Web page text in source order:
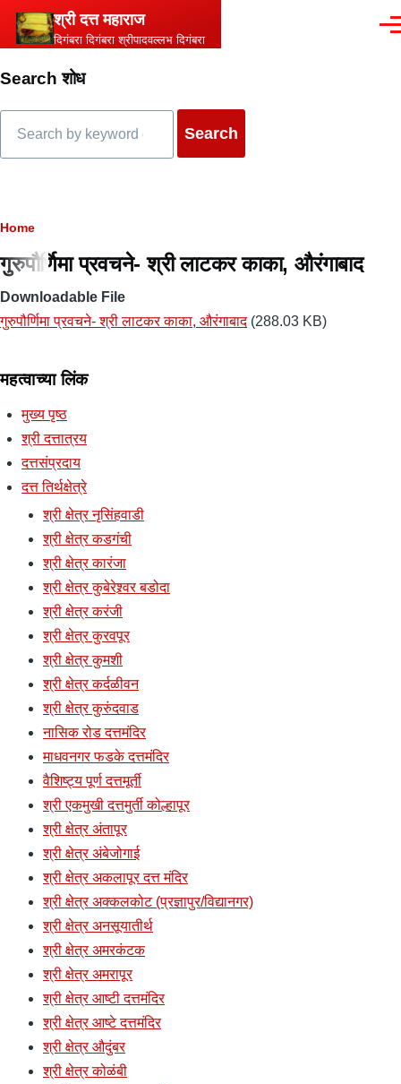
Skip to main content
श्री दत्त महाराज
दिगंबरा दिगंबरा श्रीपादवल्लभ दिगंबरा
Search शोध
Breadcrumb
Home
गुरुपौर्णिमा प्रवचने- श्री लाटकर काका, औरंगाबाद
Downloadable File
गुरुपौर्णिमा प्रवचने- श्री लाटकर काका, औरंगाबाद (288.03 KB)
महत्वाच्या लिंक
मुख्य पृष्ठ
श्री दत्तात्रय
दत्तसंप्रदाय
दत्त तिर्थक्षेत्रे
श्री क्षेत्र नृसिंहवाडी
श्री क्षेत्र कडगंची
श्री क्षेत्र कारंजा
श्री क्षेत्र कुबेरेश्र्वर बडोदा
श्री क्षेत्र करंजी
श्री क्षेत्र कुरवपूर
श्री क्षेत्र कुमशी
श्री क्षेत्र कर्दळीवन
श्री क्षेत्र कुरुंदवाड
नासिक रोड दत्तमंदिर
माधवनगर फडके दत्तमंदिर
वैशिष्ट्य पूर्ण दत्तमूर्ती
श्री एकमुखी दत्तमुर्ती कोल्हापूर
श्री क्षेत्र अंतापूर
श्री क्षेत्र अंबेजोगाई
श्री क्षेत्र अकलापूर दत्त मंदिर
श्री क्षेत्र अक्कलकोट (प्रज्ञापुर/विद्यानगर)
श्री क्षेत्र अनसूयातीर्थ
श्री क्षेत्र अमरकंटक
श्री क्षेत्र अमरापूर
श्री क्षेत्र आष्टी दत्तमंदिर
श्री क्षेत्र आष्टे दत्तमंदिर
श्री क्षेत्र औदुंबर
श्री क्षेत्र कोळंबी